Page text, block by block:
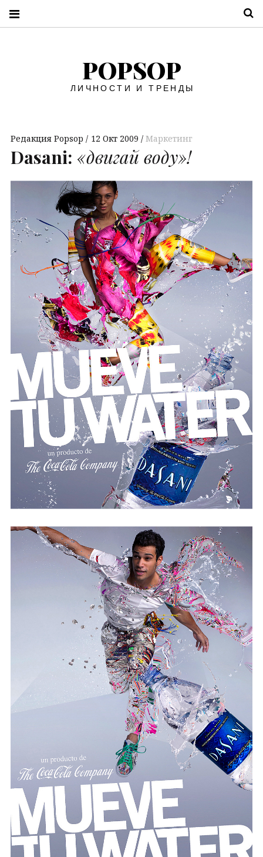
POPSOP
ЛИЧНОСТИ И ТРЕНДЫ
Редакция Popsop 12 Окт 2009 Маркетинг
Dasani: «двигай воду»!